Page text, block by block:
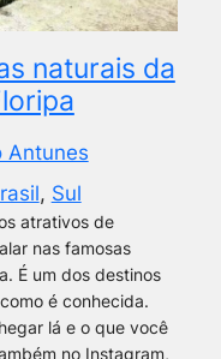
naturais da
Antunes
, Sul
atrativos de
nas famosas
É um dos destinos
é conhecida.
lá e o que você
no Instagram,